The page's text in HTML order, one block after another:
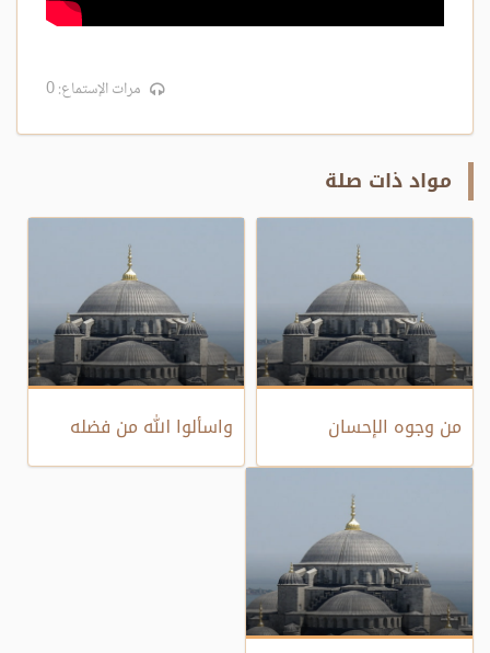
مرات الإستماع: 0
مواد ذات صلة
من وجوه الإحسان واسألوا الله من فضله